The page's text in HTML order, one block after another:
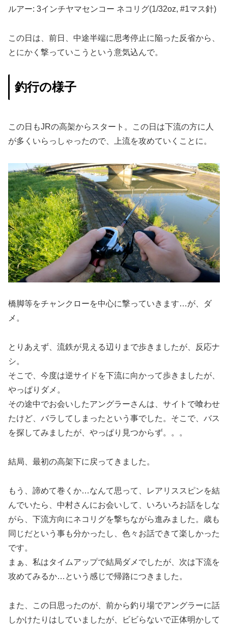
ルアー: 3インチヤマセンコー ネコリグ(1/32oz, #1マス針)
この日は、前日、中途半端に思考停止に陥った反省から、
とにかく撃っていこうという意気込んで。
釣行の様子
この日もJRの高架からスタート。この日は下流の方に人
が多くいらっしゃったので、上流を攻めていくことに。
橋脚等をチャンクローを中心に撃っていきます…が、ダ
メ。
とりあえず、流鉄が見える辺りまで歩きましたが、反応ナ
シ。
そこで、今度は逆サイドを下流に向かって歩きましたが、
やっぱりダメ。
その途中でお会いしたアングラーさんは、サイトで喰わせ
たけど、バラしてしまったという事でした。そこで、バス
を探してみましたが、やっぱり見つからず。。。
結局、最初の高架下に戻ってきました。
もう、諦めて巻くか…なんて思って、レアリススピンを結
んでいたら、中村さんにお会いして、いろいろお話をしな
がら、下流方向にネコリグを撃ちながら進みました。歳も
同じだという事も分かったし、色々お話できて楽しかった
です。
まぁ、私はタイムアップで結局ダメでしたが、次は下流を
攻めてみるか…という感じで帰路につきました。
また、この日思ったのが、前から釣り場でアングラーに話
しかけたりはしていましたが、ビビらないで正体明かして